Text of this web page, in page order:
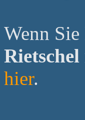
Wenn
Rietschel
hier.